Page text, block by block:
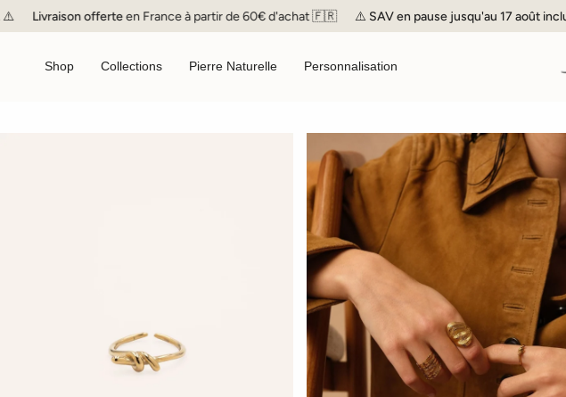
Passer
au
offerteen France à partir de 60€ d'achat 🇫🇷 ⚠️SAV en pause jusqu'au 17 août inclus. ⚠️
Shop Collections Pierre Naturelle Personnalisation